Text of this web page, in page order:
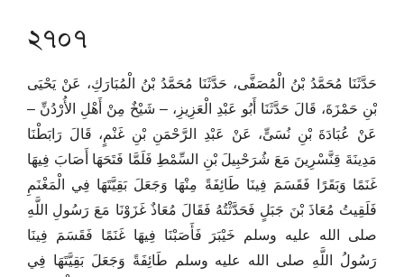
২৭০৭
حَدَّثَنَا مُحَمَّدُ بْنُ الْمُصَفَّى، حَدَّثَنَا مُحَمَّدُ بْنُ الْمُبَارَكِ، عَنْ يَحْيَى
بْنِ حَمْزَةَ، قَالَ حَدَّثَنَا أَبُو عَبْدِ الْعَزِيزِ، – شَيْخٌ مِنْ أَهْلِ الأُرْدُنِّ –
عَنْ عُبَادَةَ بْنِ نُسَىٍّ، عَنْ عَبْدِ الرَّحْمَنِ بْنِ غَنْمٍ، قَالَ رَابَطْنَا
مَدِينَةَ قِنَّسْرِينَ مَعَ شُرَحْبِيلَ بْنِ السِّمْطِ فَلَمَّا فَتَحَهَا أَصَابَ فِيهَا
غَنَمًا وَبَقَرًا فَقَسَمَ فِينَا طَائِفَةً مِنْهَا وَجَعَلَ بَقِيَّتَهَا فِي الْمَغْنَمِ
فَلَقِيتُ مُعَاذَ بْنَ جَبَلٍ فَحَدَّثْتُهُ فَقَالَ مُعَاذٌ غَزَوْنَا مَعَ رَسُولِ اللَّهِ
صلى الله عليه وسلم خَيْبَرَ فَأَصَبْنَا فِيهَا غَنَمًا فَقَسَمَ فِينَا
رَسُولُ اللَّهِ صلى الله عليه وسلم طَائِفَةً وَجَعَلَ بَقِيَّتَهَا فِي